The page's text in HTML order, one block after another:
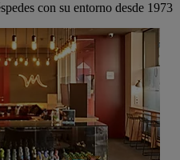
con su entorno desde 1973